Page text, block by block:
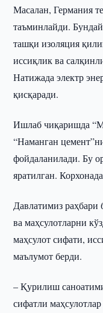
Масалан, Германия
таъминлайди.
ташқи изоляция
иссиқлик ва
Натижада электр
қисқаради.
Ишлаб чиқаришда
“Наманган
фойдаланилади. Бу
яратилган.
Давлатимиз раҳбари
ва маҳсулотларни
маҳсулот сифати,
маълумот берди.
– Қурилиш
сифатли